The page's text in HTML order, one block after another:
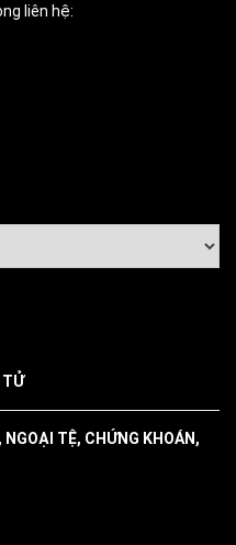
liên hệ:
TỬ
TỆ, CHỨNG KHOÁN,